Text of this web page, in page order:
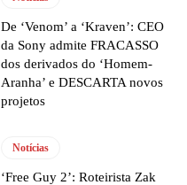
De ‘Venom’ a ‘Kraven’: CEO
da Sony admite FRACASSO
dos derivados do ‘Homem-
Aranha’ e DESCARTA novos
projetos
Notícias
‘Free Guy 2’: Roteirista Zak